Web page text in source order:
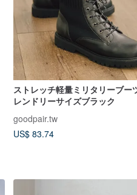
ストレッチ軽量ミリタリーブー
レンドリーサイズブラック
goodpair.tw
US$ 83.74